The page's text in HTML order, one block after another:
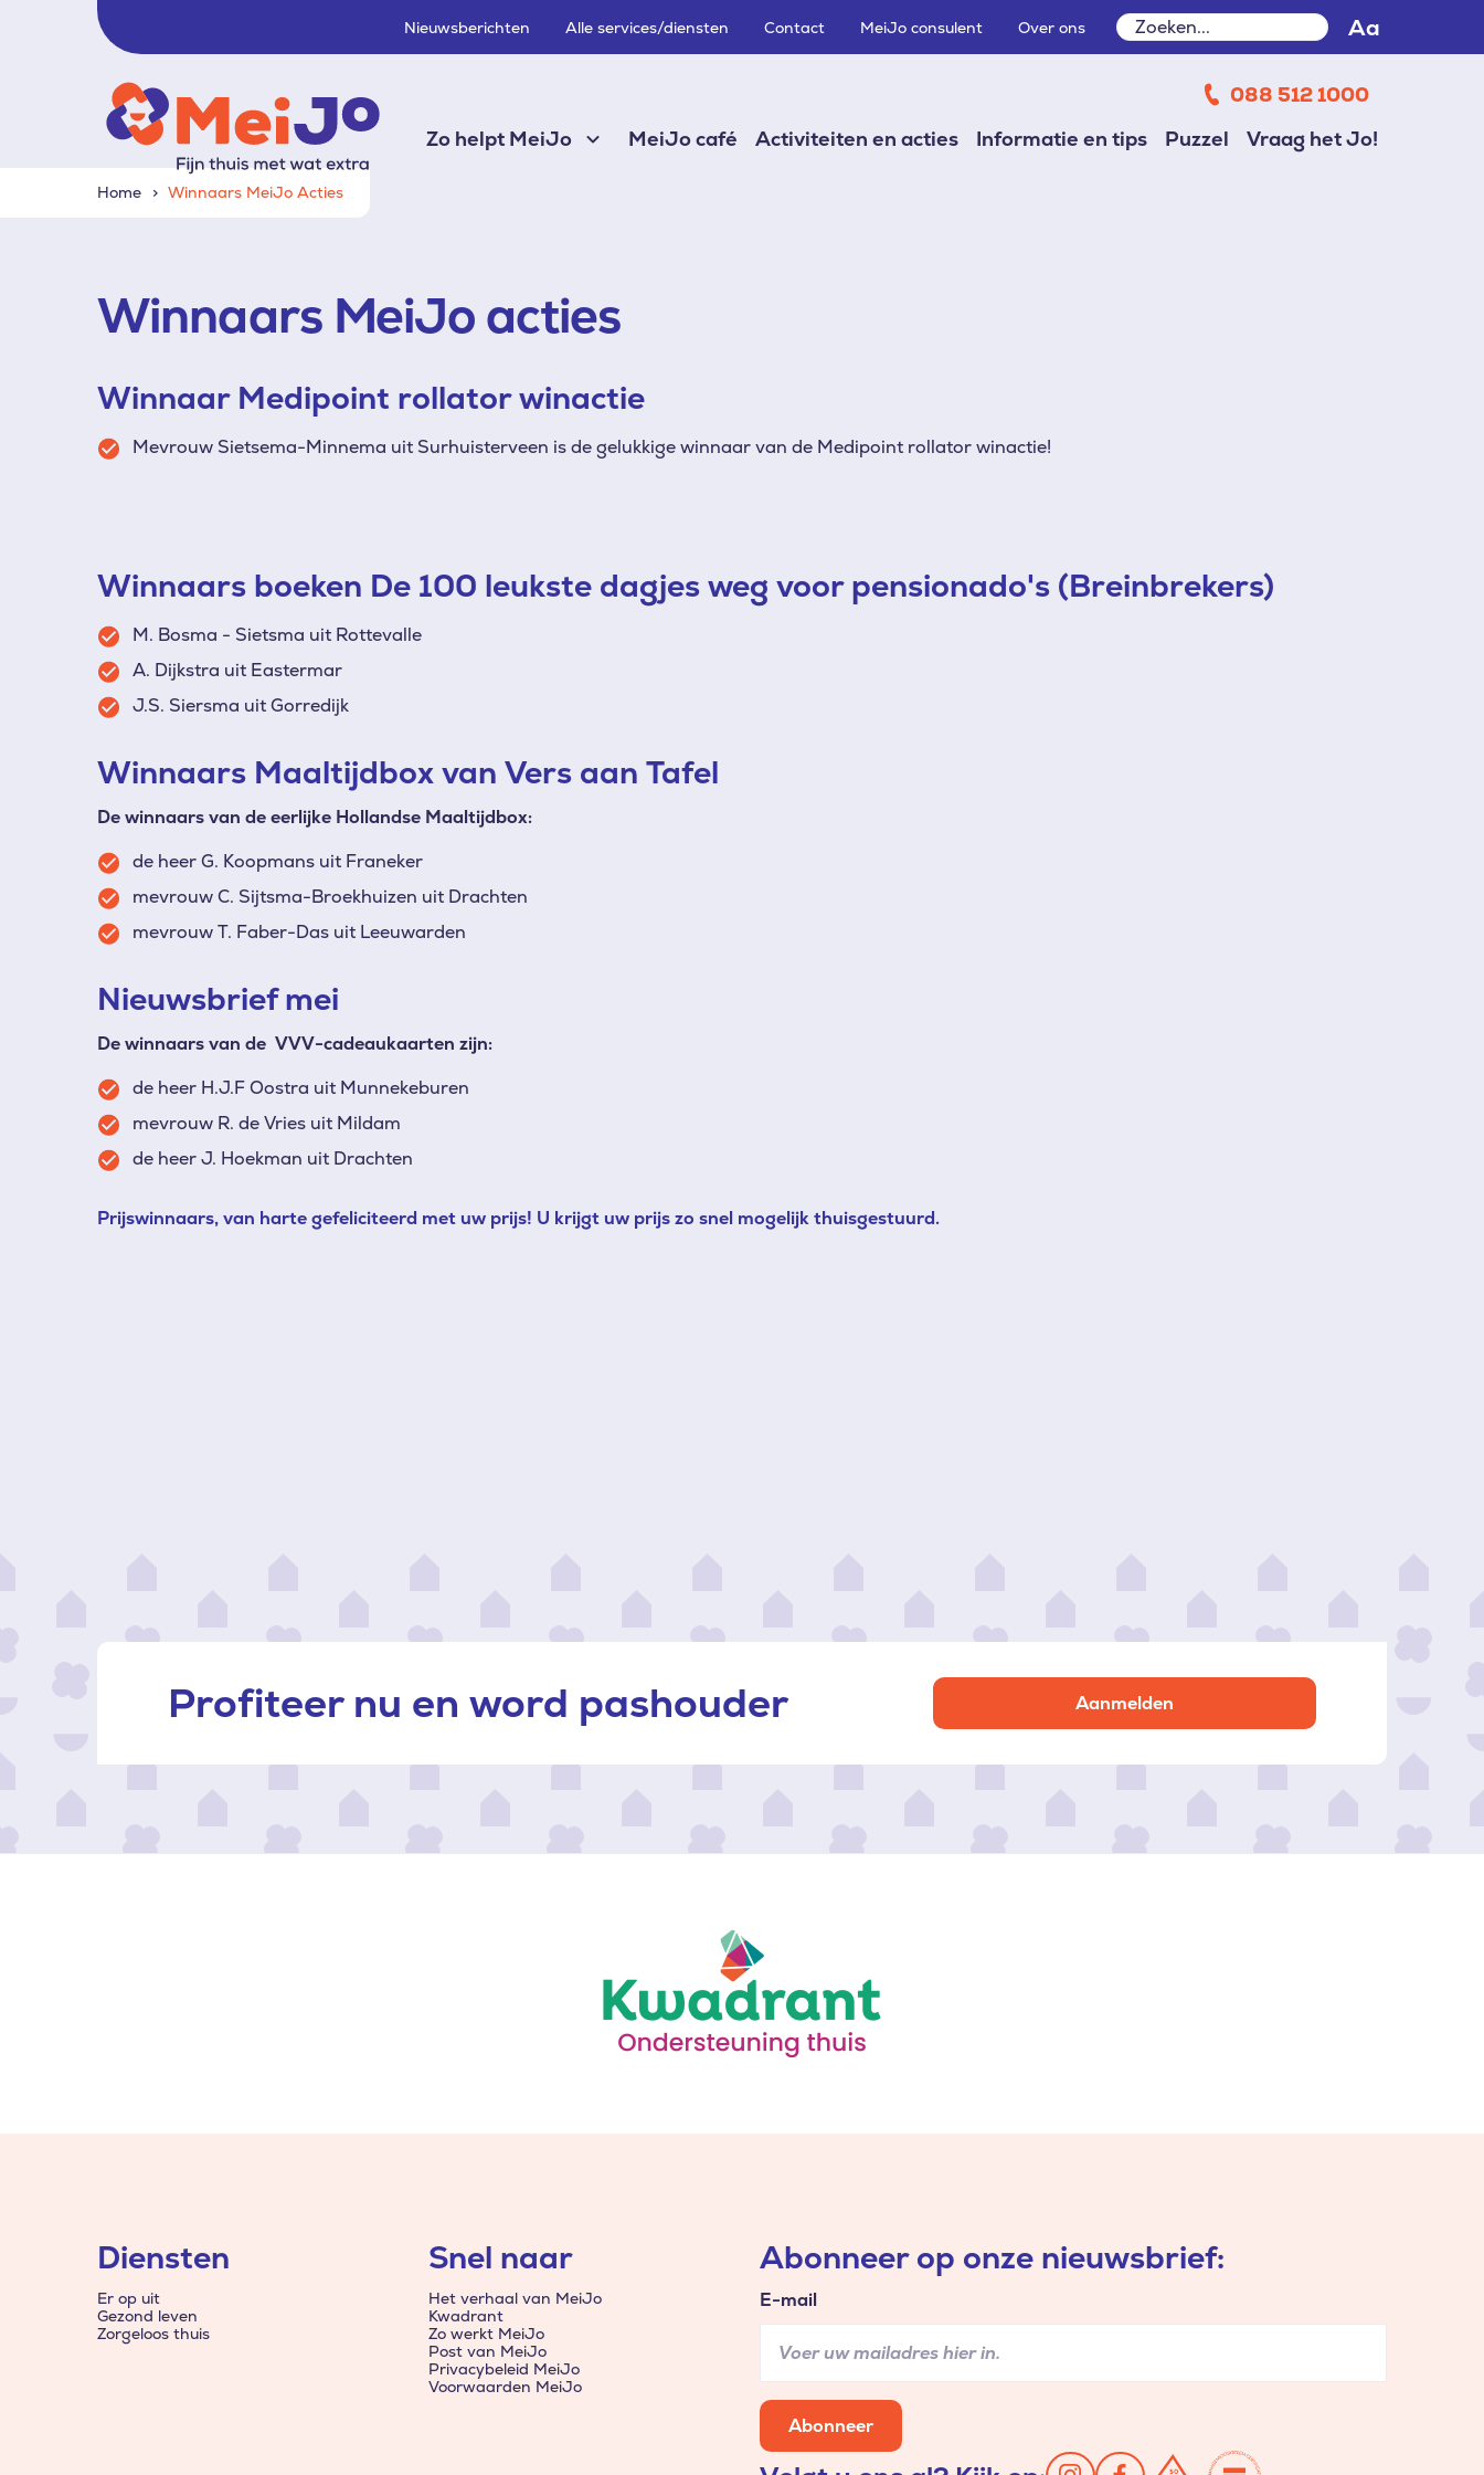
Nieuwsberichten Alle services/diensten Contact MeiJo consulent Over ons
Zoeken
Zoeken Aa
088 512 1000
Zo helpt MeiJo
MeiJo café Activiteiten en acties Informatie en tips Puzzel Vraag het Jo!
Home Winnaars MeiJo Acties
Winnaars MeiJo acties
Winnaar Medipoint rollator winactie
Mevrouw Sietsema-Minnema uit Surhuisterveen is de gelukkige winnaar van de Medipoint rollator winactie!
Winnaars boeken De 100 leukste dagjes weg voor pensionado's (Breinbrekers)
M. Bosma - Sietsma uit Rottevalle
A. Dijkstra uit Eastermar
J.S. Siersma uit Gorredijk
Winnaars Maaltijdbox van Vers aan Tafel
De winnaars van de eerlijke Hollandse Maaltijdbox:
de heer G. Koopmans uit Franeker
mevrouw C. Sijtsma-Broekhuizen uit Drachten
mevrouw T. Faber-Das uit Leeuwarden
Nieuwsbrief mei
De winnaars van de VVV-cadeaukaarten zijn:
de heer H.J.F Oostra uit Munnekeburen
mevrouw R. de Vries uit Mildam
de heer J. Hoekman uit Drachten
Prijswinnaars, van harte gefeliciteerd met uw prijs! U krijgt uw prijs zo snel mogelijk thuisgestuurd.
Profiteer nu en word pashouder Aanmelden
Diensten
Er op uit
Gezond leven
Zorgeloos thuis
Snel naar
Het verhaal van MeiJo
Kwadrant
Zo werkt MeiJo
Post van MeiJo
Privacybeleid MeiJo
Voorwaarden MeiJo
Abonneer op onze nieuwsbrief:
E-mail
Abonneer